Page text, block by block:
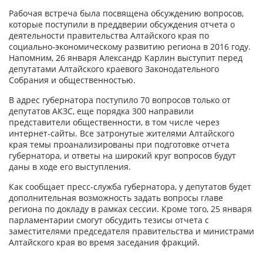
Рабочая встреча была посвящена обсуждению вопросов,
которые поступили в преддверии обсуждения отчета о
деятельности правительства Алтайского края по
социально-экономическому развитию региона в 2016 году.
Напомним, 26 января Александр Карлин выступит перед
депутатами Алтайского краевого Законодательного
Собрания и общественностью.
В адрес губернатора поступило 70 вопросов только от
депутатов АКЗС, еще порядка 300 направили
представители общественности, в том числе через
интернет-сайты. Все затронутые жителями Алтайского
края темы проанализированы при подготовке отчета
губернатора, и ответы на широкий круг вопросов будут
даны в ходе его выступления.
Как сообщает пресс-служба губернатора, у депутатов будет
дополнительная возможность задать вопросы главе
региона по докладу в рамках сессии. Кроме того, 25 января
парламентарии смогут обсудить тезисы отчета с
заместителями председателя правительства и министрами
Алтайского края во время заседания фракций.